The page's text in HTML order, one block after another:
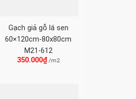
Gạch giả gỗ lá sen
60×120cm-80x80cm
M21-612
350.000₫ /m2